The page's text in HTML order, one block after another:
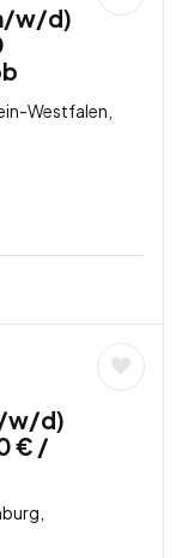
w/d)
Westfalen,
w/d)
€ /